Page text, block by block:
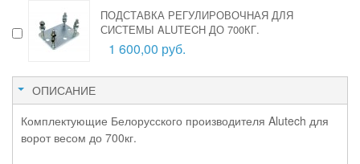
ПОДСТАВКА РЕГУЛИРОВОЧНАЯ ДЛЯ
СИСТЕМЫ ALUTECH ДО 700КГ.
1 600,00 руб.
ОПИСАНИЕ
Комплектующие Белорусского производителя Alutech для
ворот весом до 700кг.